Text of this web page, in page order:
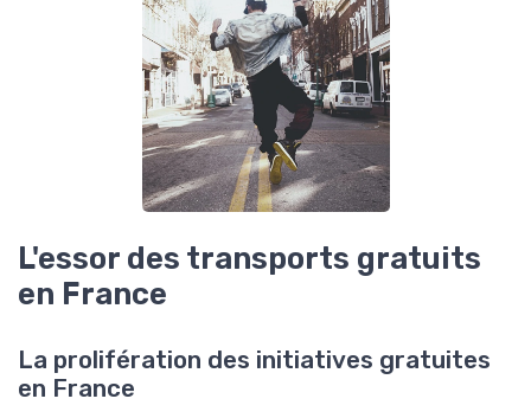
L'essor des transports gratuits
en France
La prolifération des initiatives gratuites
en France